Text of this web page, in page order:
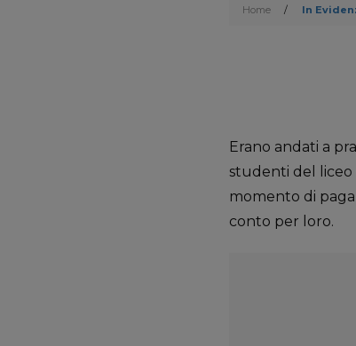
Home / In
Erano andati a
studenti del liceo
momento di
conto per loro.